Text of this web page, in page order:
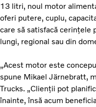
13 litri, noul motor
oferi putere, cuplu,
care să satisfacă
lungi, regional sau din
„Acest motor este
spune Mikael Järnebratt,
Trucks. „Clienții pot
înainte, însă acum